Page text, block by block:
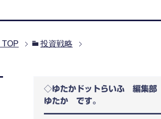
TOP
投資戦略
◇ゆたかドットらいふ 編集
ゆたか です。